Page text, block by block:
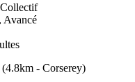
Avancé
(4.8km - Corserey)